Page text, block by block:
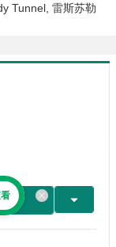
Tunnel, 雷斯苏勒